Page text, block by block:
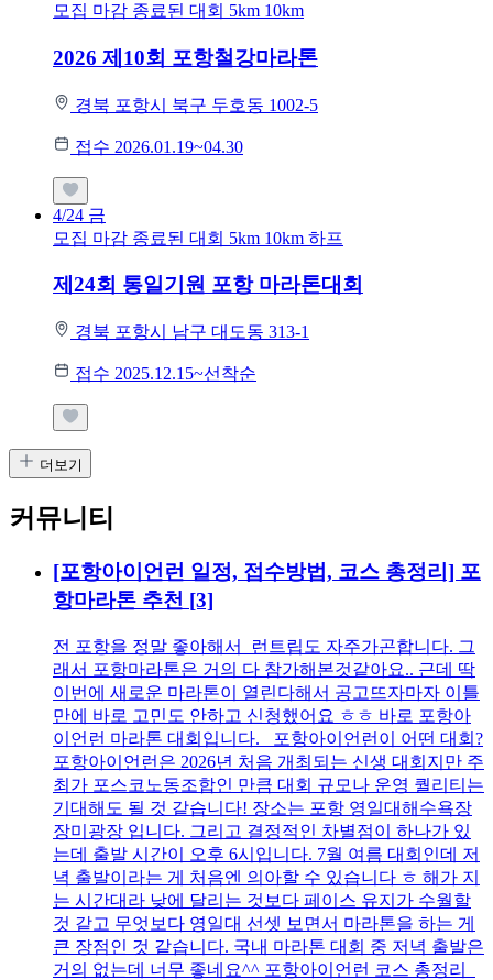
모집 마감 종료된 대회 5km 10km
2026 제10회 포항철강마라톤
경북 포항시 북구 두호동 1002-5
접수 2026.01.19~04.30
4/24 금
모집 마감 종료된 대회 5km 10km 하프
제24회 통일기원 포항 마라톤대회
경북 포항시 남구 대도동 313-1
접수 2025.12.15~선착순
더보기
커뮤니티
[포항아이언런 일정, 접수방법, 코스 총정리] 포
항마라톤 추천 [3]
전 포항을 정말 좋아해서 런트립도 자주가곤합니다. 그
래서 포항마라톤은 거의 다 참가해본것같아요.. 근데 딱
이번에 새로운 마라톤이 열린다해서 공고뜨자마자 이틀
만에 바로 고민도 안하고 신청했어요 ㅎㅎ 바로 포항아
이언런 마라톤 대회입니다. 포항아이언런이 어떤 대회?
포항아이언런은 2026년 처음 개최되는 신생 대회지만 주
최가 포스코노동조합인 만큼 대회 규모나 운영 퀄리티는
기대해도 될 것 같습니다! 장소는 포항 영일대해수욕장
장미광장 입니다. 그리고 결정적인 차별점이 하나가 있
는데 출발 시간이 오후 6시입니다. 7월 여름 대회인데 저
녁 출발이라는 게 처음엔 의아할 수 있습니다 ㅎ 해가 지
는 시간대라 낮에 달리는 것보다 페이스 유지가 수월할
것 같고 무엇보다 영일대 선셋 보면서 마라톤을 하는 게
큰 장점인 것 같습니다. 국내 마라톤 대회 중 저녁 출발은
거의 없는데 너무 좋네요^^ 포항아이언런 코스 총정리